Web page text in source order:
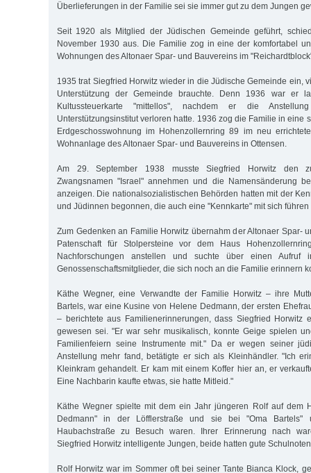
Überlieferungen in der Familie sei sie immer gut zu dem Jungen
Seit 1920 als Mitglied der Jüdischen Gemeinde geführt,
November 1930 aus. Die Familie zog in eine der komfortabel
Wohnungen des Altonaer Spar- und Bauvereins im
1935 trat Siegfried Horwitz wieder in die Jüdische Gemeinde ein,
Unterstützung der Gemeinde brauchte. Denn 1936 war er
Kultussteuerkarte "mittellos", nachdem er die
Unterstützungsinstitut verloren hatte. 1936 zog die Familie in eine
Erdgeschosswohnung im Hohenzollernring 89 im neu
Wohnanlage des Altonaer Spar- und Bauvereins in Ottensen.
Am 29. September 1938 musste Siegfried Horwitz den
Zwangsnamen "Israel" annehmen und die Namensänderung
anzeigen. Die nationalsozialistischen Behörden hatten mit der
und Jüdinnen begonnen, die auch eine "Kennkarte" mit sich führen
Zum Gedenken an Familie Horwitz übernahm der Altonaer Spar-
Patenschaft für Stolpersteine vor dem Haus
Nachforschungen anstellen und suchte über einen Aufruf
Genossenschaftsmitglieder, die sich noch an die Familie erinnern
Käthe Wegner, eine Verwandte der Familie Horwitz – ihre
Bartels, war eine Kusine von Helene Dedmann, der ersten
– berichtete aus Familienerinnerungen, dass Siegfried Horwitz
gewesen sei. "Er war sehr musikalisch, konnte Geige spielen
Familienfeiern seine Instrumente mit." Da er wegen seiner
Anstellung mehr fand, betätigte er sich als Kleinhändler. "Ich
Kleinkram gehandelt. Er kam mit einem Koffer hier an, er
Eine Nachbarin kaufte etwas, sie hatte Mitleid."
Käthe Wegner spielte mit dem ein Jahr jüngeren Rolf auf dem
Dedmann" in der Löfflerstraße und sie bei "Oma
Haubachstraße zu Besuch waren. Ihrer Erinnerung nach
Siegfried Horwitz intelligente Jungen, beide hatten gute
Rolf Horwitz war im Sommer oft bei seiner Tante Bianca Klock,